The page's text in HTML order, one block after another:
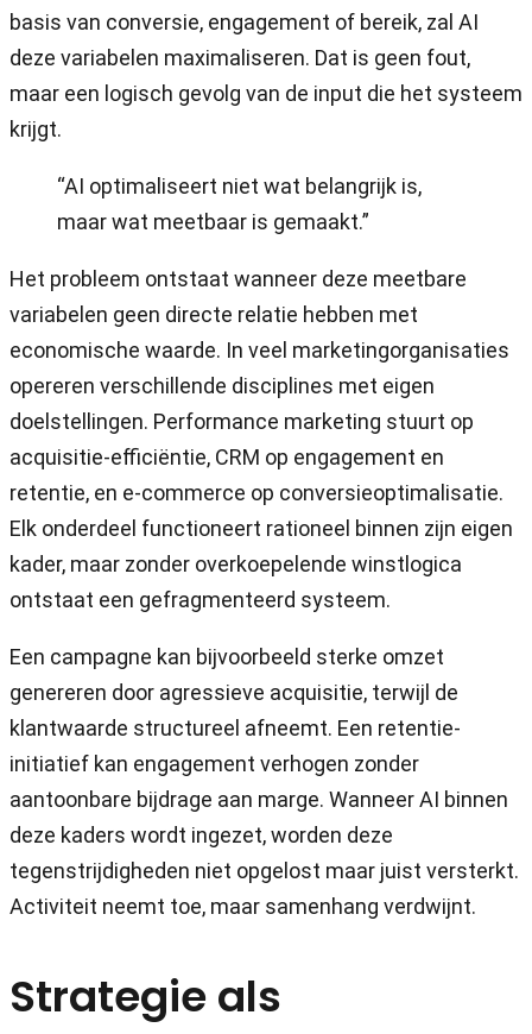
basis van conversie, engagement of bereik, zal AI
deze variabelen maximaliseren. Dat is geen fout,
maar een logisch gevolg van de input die het systeem
krijgt.
“AI optimaliseert niet wat belangrijk is,
maar wat meetbaar is gemaakt.”
Het probleem ontstaat wanneer deze meetbare
variabelen geen directe relatie hebben met
economische waarde. In veel marketingorganisaties
opereren verschillende disciplines met eigen
doelstellingen. Performance marketing stuurt op
acquisitie-efficiëntie, CRM op engagement en
retentie, en e-commerce op conversieoptimalisatie.
Elk onderdeel functioneert rationeel binnen zijn eigen
kader, maar zonder overkoepelende winstlogica
ontstaat een gefragmenteerd systeem.
Een campagne kan bijvoorbeeld sterke omzet
genereren door agressieve acquisitie, terwijl de
klantwaarde structureel afneemt. Een retentie-
initiatief kan engagement verhogen zonder
aantoonbare bijdrage aan marge. Wanneer AI binnen
deze kaders wordt ingezet, worden deze
tegenstrijdigheden niet opgelost maar juist versterkt.
Activiteit neemt toe, maar samenhang verdwijnt.
Strategie als